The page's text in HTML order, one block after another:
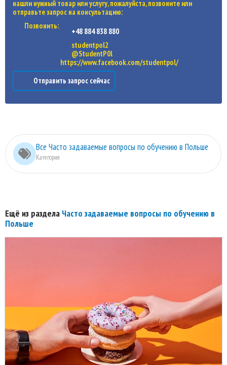
нашли нужный товар или услугу, пожалуйста, позвоните или
отправьте запрос на консультацию:
Позвонить:
+48 884 838 880
studentpol2
@StudentP0l
https://www.facebook.com/studentpol/
Отправить запрос сейчас
Все Часто задаваемые вопросы по обучению в Польше
Категория
Ещё из раздела Часто задаваемые вопросы по обучению в
Польше